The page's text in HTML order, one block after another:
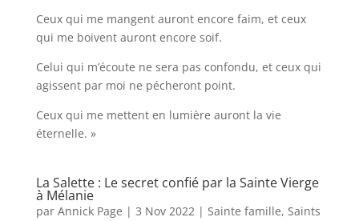
Ceux qui me mangent auront encore faim, et ceux
qui me boivent auront encore soif.
Celui qui m’écoute ne sera pas confondu, et ceux qui
agissent par moi ne pécheront point.
Ceux qui me mettent en lumière auront la vie
éternelle. »
La Salette : Le secret confié par la Sainte Vierge
à Mélanie
par Annick Page | 3 Nov 2022| Sainte famille, Saints